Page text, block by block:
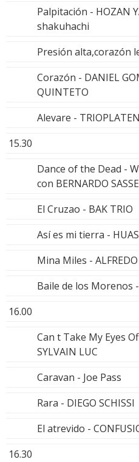
Palpitación - HOZAN
shakuhachi
Presión alta,corazón
Corazón - DANIEL
QUINTETO
Alevare -
15.30
Dance of the Dead -
con BERNARDO
El Cruzao - BAK TRIO
Así es mi tierra -
Mina Miles -
Baile de los Morenos -
16.00
Can t Take My Eyes
SYLVAIN LUC
Caravan - Joe Pass
Rara - DIEGO SCHISSI
El atrevido -
16.30